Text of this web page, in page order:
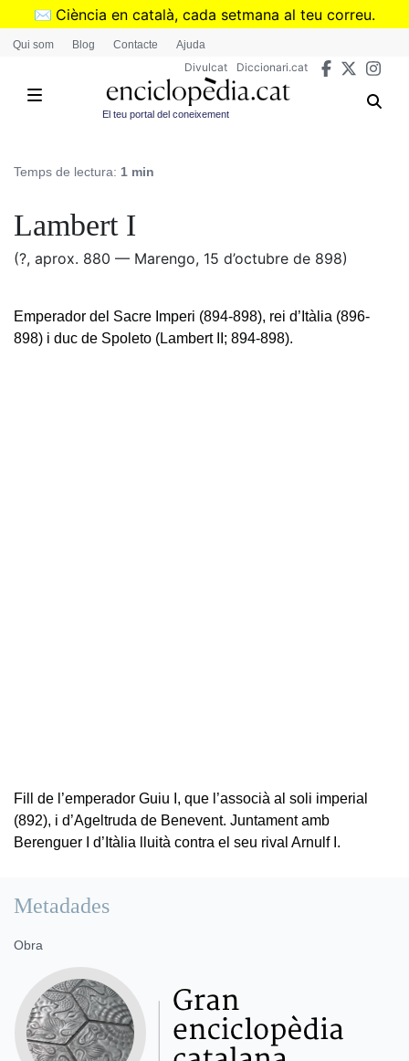
Vés
✉️ Ciència en català, cada setmana al teu correu.
➜Subscriu-te al butlletí de Divulcat
Qui som Blog Contacte Ajuda
Divulcat Diccionari.cat
El teu portal del coneixement
Temps de lectura: 1 min
Lambert I
(?, aprox. 880 — Marengo, 15 d’octubre de 898)
Emperador del Sacre Imperi (894-898), rei d’Itàlia (896-
898) i duc de Spoleto (Lambert II; 894-898).
Fill de l’emperador Guiu I, que l’associà al soli imperial
(892), i d’Ageltruda de Benevent. Juntament amb
Berenguer I d’Itàlia lluità contra el seu rival Arnulf I.
Metadades
Obra